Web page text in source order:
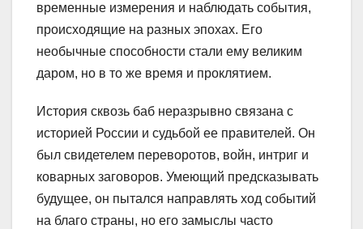
временные измерения и наблюдать события,
происходящие на разных эпохах. Его
необычные способности стали ему великим
даром, но в то же время и проклятием.
История сквозь баб неразрывно связана с
историей России и судьбой ее правителей. Он
был свидетелем переворотов, войн, интриг и
коварных заговоров. Умеющий предсказывать
будущее, он пытался направлять ход событий
на благо страны, но его замыслы часто